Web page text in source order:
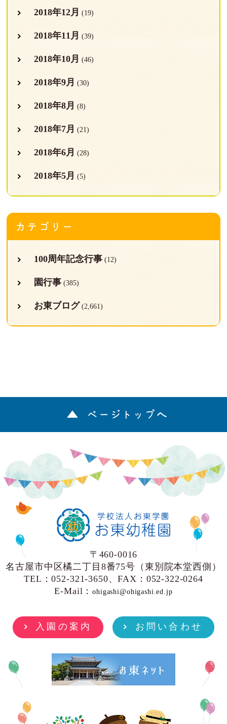
2018年12月 (19)
2018年11月 (39)
2018年10月 (46)
2018年9月 (30)
2018年8月 (8)
2018年7月 (21)
2018年6月 (28)
2018年5月 (5)
カテゴリー
100周年記念行事(12)
園行事(385)
お東ブログ (2,661)
ページトップへ
〒460-0016
名古屋市中区橘二丁目8番75号（東別院本堂西側）
TEL：052-321-3650、FAX：052-322-0264
E-Mail：ohigashi@ohigashi.ed.jp
入園の案内 お問い合わせ